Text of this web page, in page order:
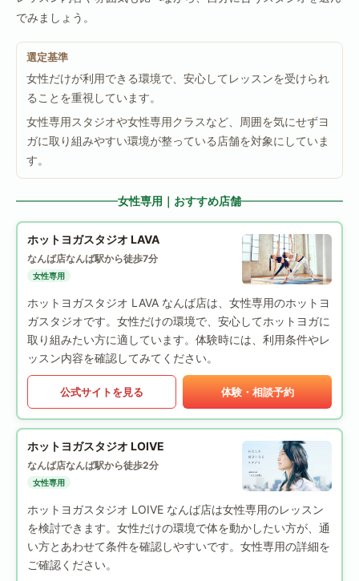
でみましょう。
選定基準
女性だけが利用できる環境で、安心してレッスンを受けられ
ることを重視しています。
女性専用スタジオや女性専用クラスなど、周囲を気にせずヨ
ガに取り組みやすい環境が整っている店舗を対象にしていま
す。
女性専用｜おすすめ店舗
ホットヨガスタジオ LAVA
なんば店なんば駅から徒歩7分
女性専用
ホットヨガスタジオ LAVA なんば店は、女性専用のホットヨ
ガスタジオです。女性だけの環境で、安心してホットヨガに
取り組みたい方に適しています。体験時には、利用条件やレ
ッスン内容を確認してみてください。
公式サイトを見る 体験・相談予約
ホットヨガスタジオ LOIVE
なんば店なんば駅から徒歩2分
女性専用
ホットヨガスタジオ LOIVE なんば店は女性専用のレッスン
を検討できます。女性だけの環境で体を動かしたい方が、通
い方とあわせて条件を確認しやすいです。女性専用の詳細を
ご確認ください。